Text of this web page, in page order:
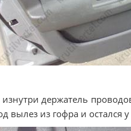
держатель
вылез из гофра и остался